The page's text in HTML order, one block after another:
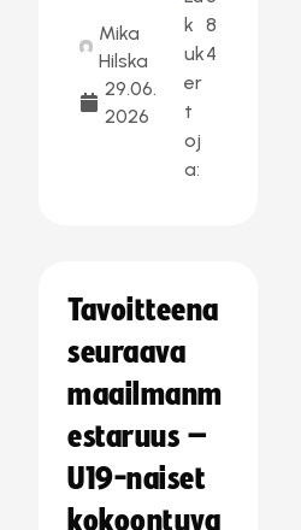
Mika
Hilska
29.06.
2026
k
uk
er
t
oj
a:
8
4
Tavoitteena
seuraava
maailmanm
estaruus –
U19-naiset
kokoontuva